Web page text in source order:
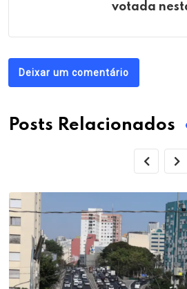
votada
Deixar um comentário
Posts Relacionados